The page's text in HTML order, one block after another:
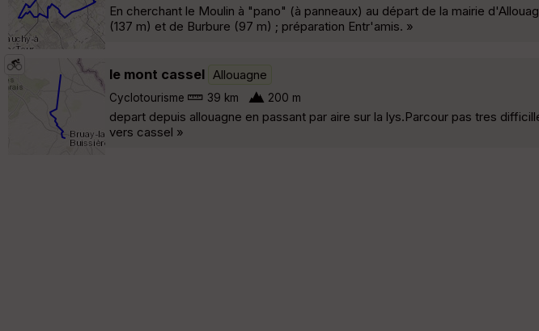
En cherchant le Moulin à "pano" (à panneaux) au départ de la mairie
(137 m) et de Burbure (97 m) ; préparation Entr'amis. »
le mont cassel Allouagne
Cyclotourisme 39 km 200 m
depart depuis allouagne en passant par aire sur la lys.Parcour pas tres
vers cassel »